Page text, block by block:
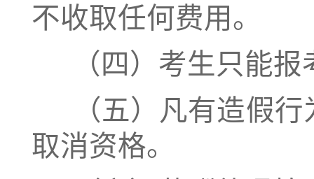
不收取任何费用。
（四）考生只能报
（五）凡有造假行
取消资格。